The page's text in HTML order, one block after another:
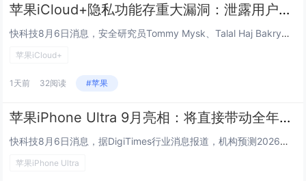
苹果iCloud+隐私功能存重大漏洞：泄露用户真实IP与DNS信息
快科技8月6日消息，安全研究员Tommy Mysk、Talal Haj Bakry曝光苹果iCloud Private...
苹果iCloud+
1天前 32阅读 #苹果
苹果iPhone Ultra 9月亮相：将直接带动全年折叠屏出货量大涨20%
快科技8月6日消息，据DigiTimes行业消息报道，机构预测2026年全球折叠屏手机出货量同比提升20%，苹果入局推出...
苹果iPhone Ultra